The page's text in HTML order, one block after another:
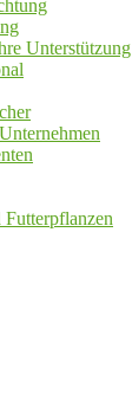
Unterstützung
Futterpflanzen